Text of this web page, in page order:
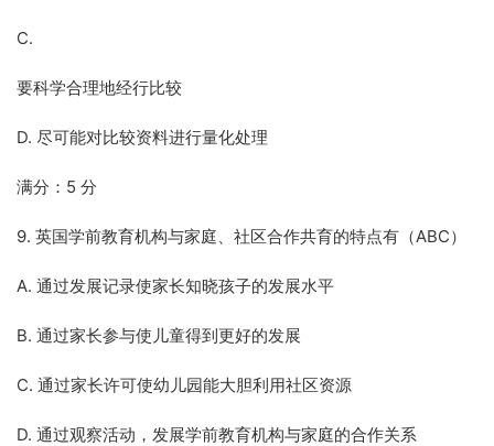
C.
要科学合理地经行比较
D. 尽可能对比较资料进行量化处理
满分：5 分
9. 英国学前教育机构与家庭、社区合作共育的特点有（ABC）
A. 通过发展记录使家长知晓孩子的发展水平
B. 通过家长参与使儿童得到更好的发展
C. 通过家长许可使幼儿园能大胆利用社区资源
D. 通过观察活动，发展学前教育机构与家庭的合作关系